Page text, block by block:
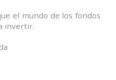
el mundo de los fondos
invertir.